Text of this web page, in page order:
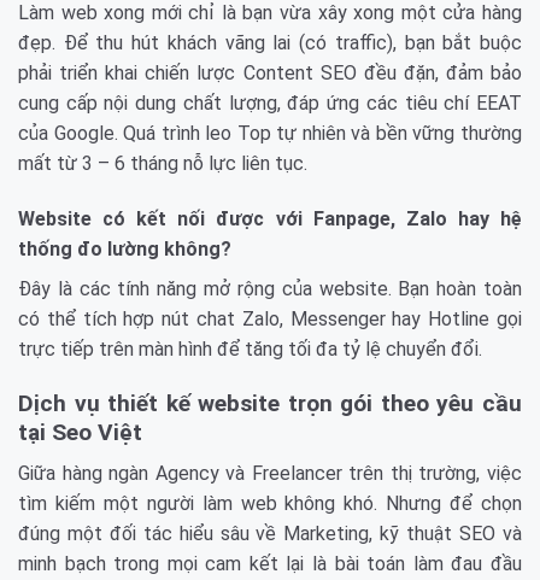
Làm web xong mới chỉ là bạn vừa xây xong một cửa hàng
đẹp. Để thu hút khách vãng lai (có traffic), bạn bắt buộc
phải triển khai chiến lược Content SEO đều đặn, đảm bảo
cung cấp nội dung chất lượng, đáp ứng các tiêu chí EEAT
của Google. Quá trình leo Top tự nhiên và bền vững thường
mất từ 3 – 6 tháng nỗ lực liên tục.
Website có kết nối được với Fanpage, Zalo hay hệ
thống đo lường không?
Đây là các tính năng mở rộng của website. Bạn hoàn toàn
có thể tích hợp nút chat Zalo, Messenger hay Hotline gọi
trực tiếp trên màn hình để tăng tối đa tỷ lệ chuyển đổi.
Dịch vụ thiết kế website trọn gói theo yêu cầu
tại Seo Việt
Giữa hàng ngàn Agency và Freelancer trên thị trường, việc
tìm kiếm một người làm web không khó. Nhưng để chọn
đúng một đối tác hiểu sâu về Marketing, kỹ thuật SEO và
minh bạch trong mọi cam kết lại là bài toán làm đau đầu